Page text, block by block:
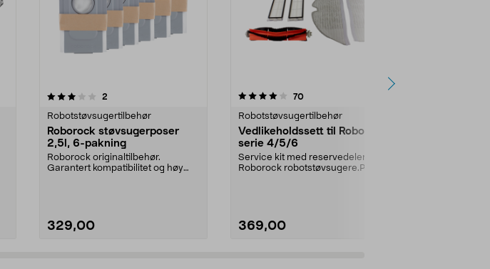
2
Robotstøvsugertilbehør
Roborock støvsugerposer
2,5l, 6-pakning
Roborock originaltilbehør.
Garantert kompatibilitet og høy
329,00
4.0 av 5 stjerner 70anmeldelser
Robotstøvsugertilbehør
Vedlikeholdssett til Roborock
serie 4/5/6
Service kit med reservedeler til
Roborock robotstøvsugere.Passer
369,00
5.0 av 5 stjerner